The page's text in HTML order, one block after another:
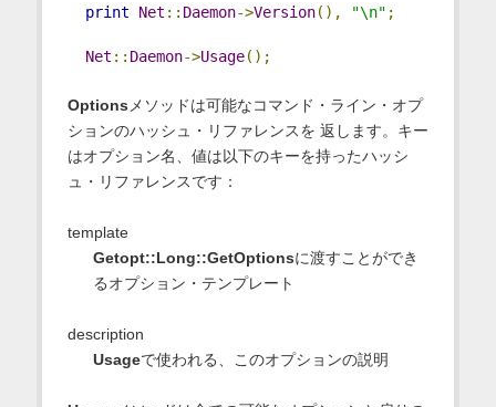
print Net :: Daemon->Version(), "\n" ;
Net :: Daemon->Usage();
Optionsメソッドは可能なコマンド・ライン・オプ
ションのハッシュ・リファレンスを 返します。キー
はオプション名、値は以下のキーを持ったハッシ
ュ・リファレンスです：
template
Getopt::Long::GetOptionsに渡すことができ
るオプション・テンプレート
description
Usageで使われる、このオプションの説明